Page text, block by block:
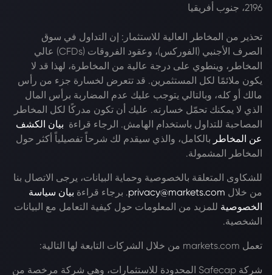
2196، جنوب أفريقيا
تحذير من المخاطر العالية للاستثمار: إن التداول في سوق
الصرف الأجنبي (الفوركس)، وعقود الفروقات (CFDs) عالي
المخاطر، وينطوي على درجة عالية من المخاطرة، لهذا قد لا
يكون ملائمًا لكل المستثمرين. قد تتعرض لخسارة جزء من رأس
مالك أو كله، وبالتالي يتوجب عليك عدم المضاربة برأس المال
الذي لا يمكنك تحمّل خسارته. عليك أن تكون مدركًا لكل المخاطر
المصاحبة للتداول باستخدام الهامش. الرجاء قراءة بيان الكشف
عن المخاطر بالكامل، والذي سيقدم لك شرحاً تفصيلياً أكثر حول
المخاطر المشمولة.
للشكاوى المتعلقة بالخصوصية وحماية البيانات، يرجى الاتصال بنا
من خلال privacy@markets.com. برجاء قراءة بيان سياسة
الخصوصية للمزيد من المعلومات حول كيفية التعامل مع البيانات
الشخصية.
تعمل markets.com من خلال الشركات التابعة لها التالية:
شركة Safecap المحدودة للاستثمارات، وهي شركة مرخصة من